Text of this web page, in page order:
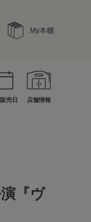
My本棚
売日 店舗情報
『ヴ